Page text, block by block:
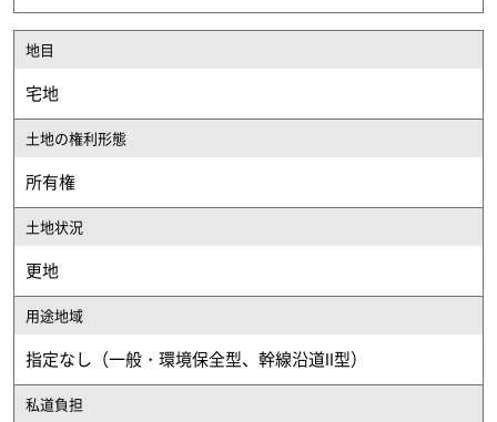
地目
宅地
土地の権利形態
所有権
土地状況
更地
用途地域
指定なし（一般・環境保全型、幹線沿道Ⅱ型）
私道負担